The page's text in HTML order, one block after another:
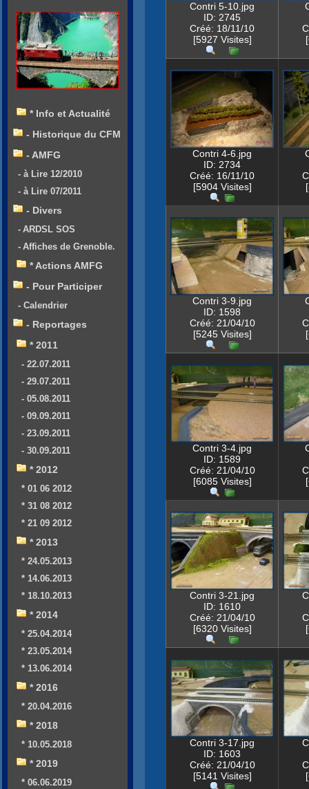
Contri 5-10.jpg
ID: 2745
Créé: 18/11/10
[5927 Visites]
Contri 4-6.jpg
ID: 2734
Créé: 16/11/10
[5904 Visites]
Contri 3-9.jpg
ID: 1598
Créé: 21/04/10
[5245 Visites]
Contri 3-4.jpg
ID: 1589
Créé: 21/04/10
[6085 Visites]
Contri 3-21.jpg
ID: 1610
Créé: 21/04/10
[6320 Visites]
Contri 3-17.jpg
ID: 1603
Créé: 21/04/10
[5141 Visites]
* Info et Actualité
- Historique du CFM
- AMFG
- à Lire 12/2010
- à Lire 07/2011
- Divers
- ARDSL SOS
- Affiches de Grenoble.
* Actions AMFG
- Pour Participer
- Calendrier
- Reportages
* 2011
- 22.07.2011
- 29.07.2011
- 05.08.2011
- 09.09.2011
- 23.09.2011
- 30.09.2011
* 2012
* 01 06 2012
* 31 08 2012
* 21 09 2012
* 2013
* 24.05.2013
* 14.06.2013
* 18.10.2013
* 2014
* 25.04.2014
* 23.05.2014
* 13.06.2014
* 2016
* 20.04.2016
* 2018
* 10.05.2018
* 2019
* 06.06.2019